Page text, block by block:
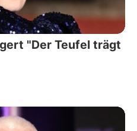
"Der Teufel trägt